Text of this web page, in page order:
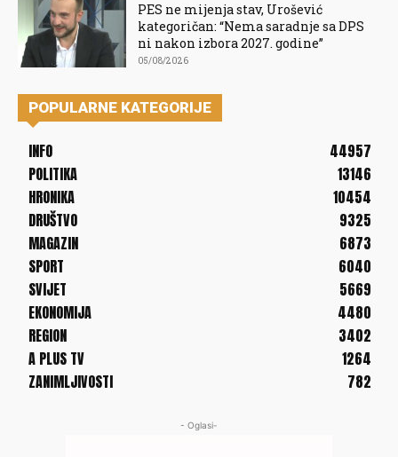
PES ne mijenja stav, Urošević
kategoričan: “Nema saradnje sa DPS
ni nakon izbora 2027. godine”
05/08/2026
POPULARNE KATEGORIJE
INFO
44957
POLITIKA
13146
HRONIKA
10454
DRUŠTVO
9325
MAGAZIN
6873
SPORT
6040
SVIJET
5669
EKONOMIJA
4480
REGION
3402
A PLUS TV
1264
ZANIMLJIVOSTI
782
- Oglasi-